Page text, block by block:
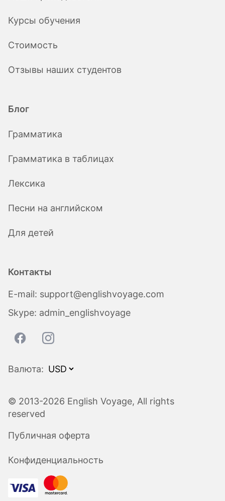
Курсы обучения
Стоимость
Отзывы наших студентов
Блог
Грамматика
Грамматика в таблицах
Лексика
Песни на английском
Для детей
Контакты
E-mail: support@englishvoyage.com
Skype: admin_englishvoyage
Валюта:
© 2013-2026 English Voyage, All rights
reserved
Публичная оферта
Конфиденциальность